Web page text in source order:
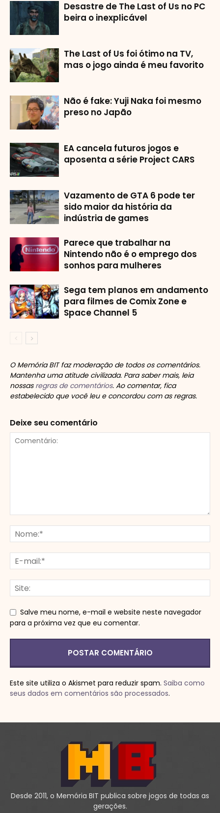
Desastre de The Last of Us no PC
beira o inexplicável
The Last of Us foi ótimo na TV,
mas o jogo ainda é meu favorito
Não é fake: Yuji Naka foi mesmo
preso no Japão
EA cancela futuros jogos e
aposenta a série Project CARS
Vazamento de GTA 6 pode ter
sido maior da história da
indústria de games
Parece que trabalhar na
Nintendo não é o emprego dos
sonhos para mulheres
Sega tem planos em andamento
para filmes de Comix Zone e
Space Channel 5
O Memória BIT faz moderação de todos os comentários.
Mantenha uma atitude civilizada. Para saber mais, leia
nossas regras de comentários. Ao comentar, fica
estabelecido que você leu e concordou com as regras.
Deixe seu comentário
Salve meu nome, e-mail e website neste navegador
para a próxima vez que eu comentar.
Este site utiliza o Akismet para reduzir spam. Saiba como
seus dados em comentários são processados.
Desde 2011, o Memória BIT publica sobre jogos de todas as
gerações.